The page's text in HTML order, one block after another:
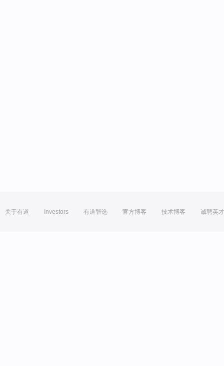
关于有道 Investors 有道智选 官方博客 技术博客 诚聘英才